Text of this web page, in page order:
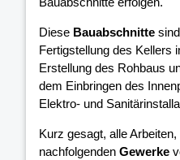
Diese Bauabschnitte
Fertigstellung des Kellers
Erstellung des Rohbaus
dem Einbringen des
Elektro- und
Kurz gesagt, alle
nachfolgenden Gewerke